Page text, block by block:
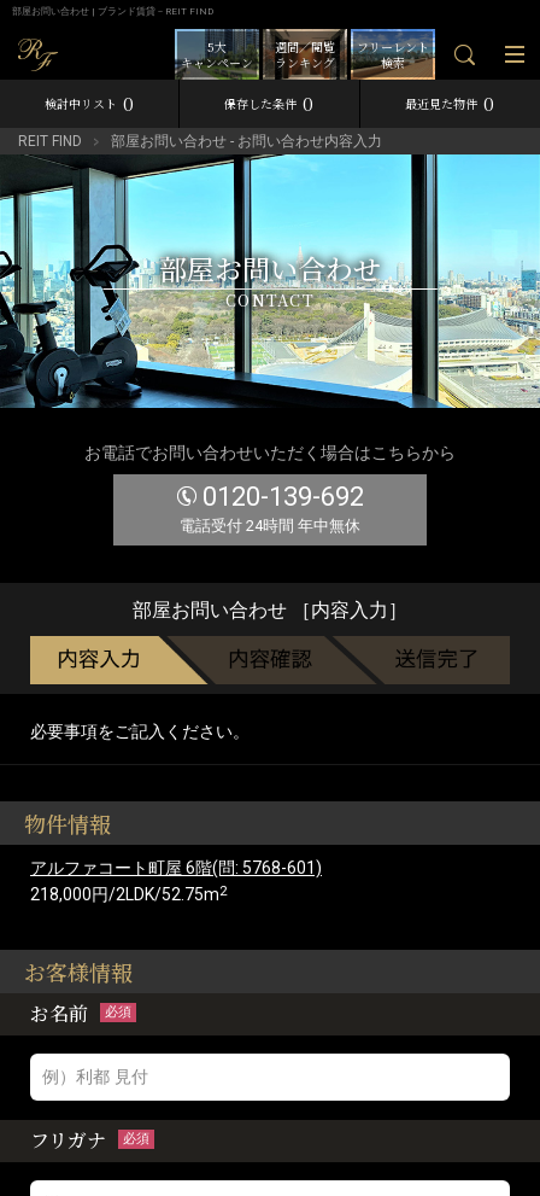
部屋お問い合わせ | ブランド賃貸－REIT FIND
フリーレント
検索
週間／閲覧
ランキング
5大
キャンペーン
検討中リスト 0 保存した条件 0 最近見た物件 0
REIT FIND 部屋お問い合わせ - お問い合わせ内容入力
部屋お問い合わせ
CONTACT
お電話でお問い合わせいただく場合はこちらから
0120-139-692
電話受付 24時間 年中無休
部屋お問い合わせ ［内容入力］
必要事項をご記入ください。
物件情報
アルファコート町屋 6階(問: 5768-601)
218,000円/2LDK/52.75m2
お客様情報
お名前 必須
フリガナ 必須